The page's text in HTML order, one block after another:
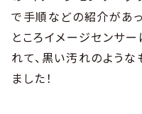
で手順などの紹介があ
ところイメージセンサ
れて、黒い汚れのよう
ました！